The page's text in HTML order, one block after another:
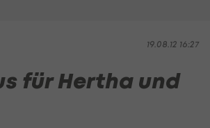
19.08.12 16:27
für Hertha und